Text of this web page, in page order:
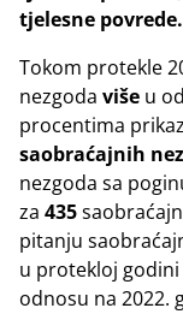
tjelesne povrede.
Tokom protekle
nezgoda više u
procentima
saobraćajnih
nezgoda sa
za 435
pitanju
u protekloj godini
odnosu na 2022.